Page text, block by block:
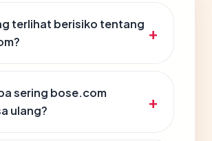
terlihat berisiko tentang
sering bose.com
ulang?